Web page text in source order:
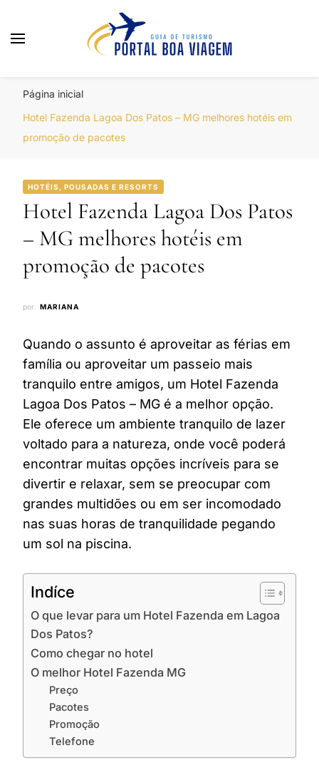
Página inicial
Hotel Fazenda Lagoa Dos Patos – MG melhores hotéis em
promoção de pacotes
HOTÉIS, POUSADAS E RESORTS
Hotel Fazenda Lagoa Dos Patos
– MG melhores hotéis em
promoção de pacotes
por MARIANA
Quando o assunto é aproveitar as férias em
família ou aproveitar um passeio mais
tranquilo entre amigos, um Hotel Fazenda
Lagoa Dos Patos – MG é a melhor opção.
Ele oferece um ambiente tranquilo de lazer
voltado para a natureza, onde você poderá
encontrar muitas opções incríveis para se
divertir e relaxar, sem se preocupar com
grandes multidões ou em ser incomodado
nas suas horas de tranquilidade pegando
um sol na piscina.
Indíce
O que levar para um Hotel Fazenda em Lagoa
Dos Patos?
Como chegar no hotel
O melhor Hotel Fazenda MG
Preço
Pacotes
Promoção
Telefone